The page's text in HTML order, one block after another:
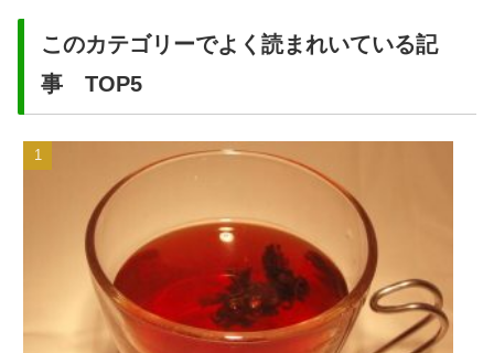
このカテゴリーでよく読まれいている記
事 TOP5